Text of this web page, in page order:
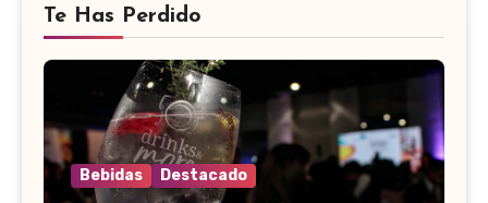
Te Has Perdido
Bebidas Destacado